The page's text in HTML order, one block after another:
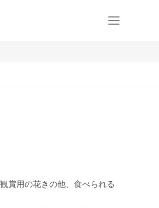
賞用の花きの他、食べられる